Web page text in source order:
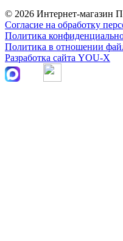
© 2026 Интернет-магазин
Согласие на обработку
Политика
Политика в отношении
Разработка сайта YOU-X